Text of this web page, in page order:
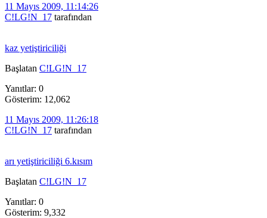
11 Mayıs 2009, 11:14:26
C!LG!N_17 tarafından
kaz yetiştiriciliği
Başlatan C!LG!N_17
Yanıtlar: 0
Gösterim: 12,062
11 Mayıs 2009, 11:26:18
C!LG!N_17 tarafından
arı yetiştiriciliği 6.kısım
Başlatan C!LG!N_17
Yanıtlar: 0
Gösterim: 9,332